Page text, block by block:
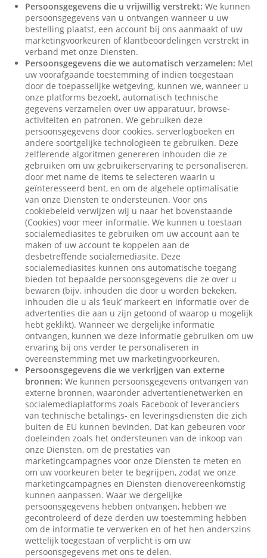
Persoonsgegevens die u vrijwillig verstrekt: We kunnen
persoonsgegevens van u ontvangen wanneer u uw
bestelling plaatst, een account bij ons aanmaakt of uw
marketingvoorkeuren of klantbeoordelingen verstrekt in
verband met onze Diensten.
Persoonsgegevens die we automatisch verzamelen: Met
uw voorafgaande toestemming of indien toegestaan
door de toepasselijke wetgeving, kunnen we, wanneer u
onze platforms bezoekt, automatisch technische
gegevens verzamelen over uw apparatuur, browse-
activiteiten en patronen. We gebruiken deze
persoonsgegevens door cookies, serverlogboeken en
andere soortgelijke technologieën te gebruiken. Deze
zelflerende algoritmen genereren inhouden die ze
gebruiken om uw gebruikerservaring te personaliseren,
door met name de items te selecteren waarin u
geïnteresseerd bent, en om de algehele optimalisatie
van onze Diensten te ondersteunen. Voor ons
cookiebeleid verwijzen wij u naar het bovenstaande
(Cookies) voor meer informatie. We kunnen u toestaan
socialemediasites te gebruiken om uw account aan te
maken of uw account te koppelen aan de
desbetreffende socialemediasite. Deze
socialemediasites kunnen ons automatische toegang
bieden tot bepaalde persoonsgegevens die ze over u
bewaren (bijv. inhouden die door u worden bekeken,
inhouden die u als ‘leuk’ markeert en informatie over de
advertenties die aan u zijn getoond of waarop u mogelijk
hebt geklikt). Wanneer we dergelijke informatie
ontvangen, kunnen we deze informatie gebruiken om uw
ervaring bij ons verder te personaliseren in
overeenstemming met uw marketingvoorkeuren.
Persoonsgegevens die we verkrijgen van externe
bronnen: We kunnen persoonsgegevens ontvangen van
externe bronnen, waaronder advertentienetwerken en
socialemediaplatforms zoals Facebook of leveranciers
van technische betalings- en leveringsdiensten die zich
buiten de EU kunnen bevinden. Dat kan gebeuren voor
doeleinden zoals het ondersteunen van de inkoop van
onze Diensten, om de prestaties van
marketingcampagnes voor onze Diensten te meten en
om uw voorkeuren beter te begrijpen, zodat we onze
marketingcampagnes en Diensten dienovereenkomstig
kunnen aanpassen. Waar we dergelijke
persoonsgegevens hebben ontvangen, hebben we
gecontroleerd of deze derden uw toestemming hebben
om de informatie te verwerken en of het hen anderszins
wettelijk toegestaan of verplicht is om uw
persoonsgegevens met ons te delen.